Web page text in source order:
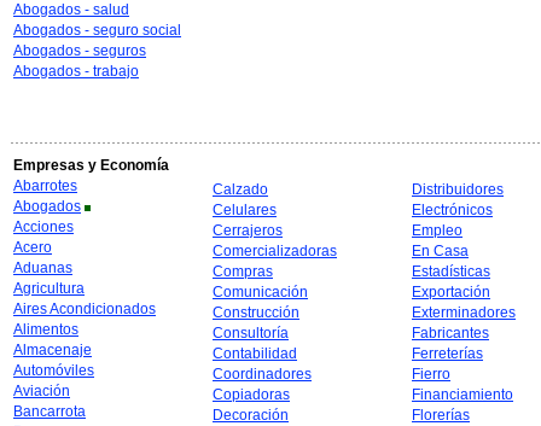
Abogados - salud
Abogados - seguro social
Abogados - seguros
Abogados - trabajo
Empresas y Economía
Abarrotes
Abogados
Acciones
Acero
Aduanas
Agricultura
Aires Acondicionados
Alimentos
Almacenaje
Automóviles
Aviación
Bancarrota
Calzado
Celulares
Cerrajeros
Comercializadoras
Compras
Comunicación
Construcción
Consultoría
Contabilidad
Coordinadores
Copiadoras
Decoración
Distribuidores
Electrónicos
Empleo
En Casa
Estadísticas
Exportación
Exterminadores
Fabricantes
Ferreterías
Fierro
Financiamiento
Florerías